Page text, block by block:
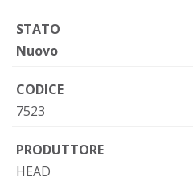
STATO
Nuovo
CODICE
7523
PRODUTTORE
HEAD